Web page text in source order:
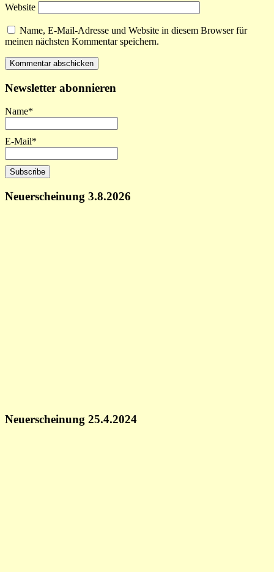
Website
Name, E-Mail-Adresse und Website in diesem Browser für
meinen nächsten Kommentar speichern.
Newsletter abonnieren
Name*
E-Mail*
Neuerscheinung 3.8.2026
Neuerscheinung 25.4.2024